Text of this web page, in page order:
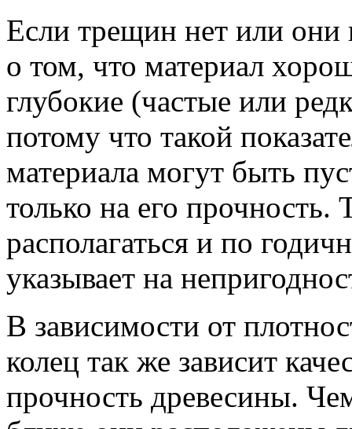
Если трещин нет или они
о том, что материал
глубокие (частые или
потому что такой
материала могут быть
только на его
располагаться и по
указывает на
В зависимости от
колец так же зависит
прочность древесины.